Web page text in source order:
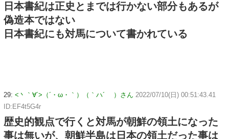
日本書紀は正史とまでは行かない部分もあるが
偽造本ではない
日本書紀にも対馬について書かれている
29: <丶｀∀´>（´・ω・｀）（｀ハ´ ）さん 2022/07/10(日) 00:51:43.41
ID:EF4t5G4r
歴史的観点で行くと対馬が朝鮮の領土になった
事は無いが、朝鮮半島は日本の領土だった事は